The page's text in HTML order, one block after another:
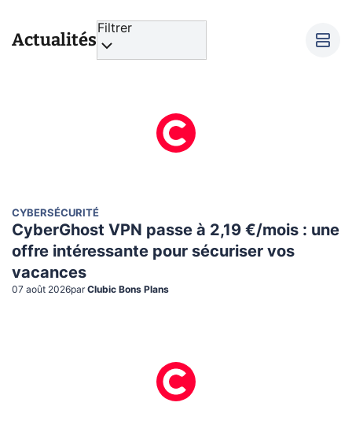
Actualités
Filtrer
CYBERSÉCURITÉ
CyberGhost VPN passe à 2,19 €/mois : une
offre intéressante pour sécuriser vos
vacances
07 août 2026par Clubic Bons Plans